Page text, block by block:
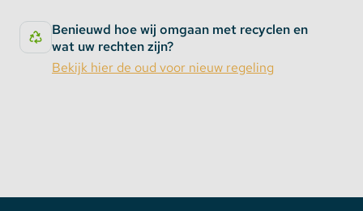
Benieuwd hoe wij omgaan met recyclen en
wat uw rechten zijn?
Bekijk hier de oud voor nieuw regeling